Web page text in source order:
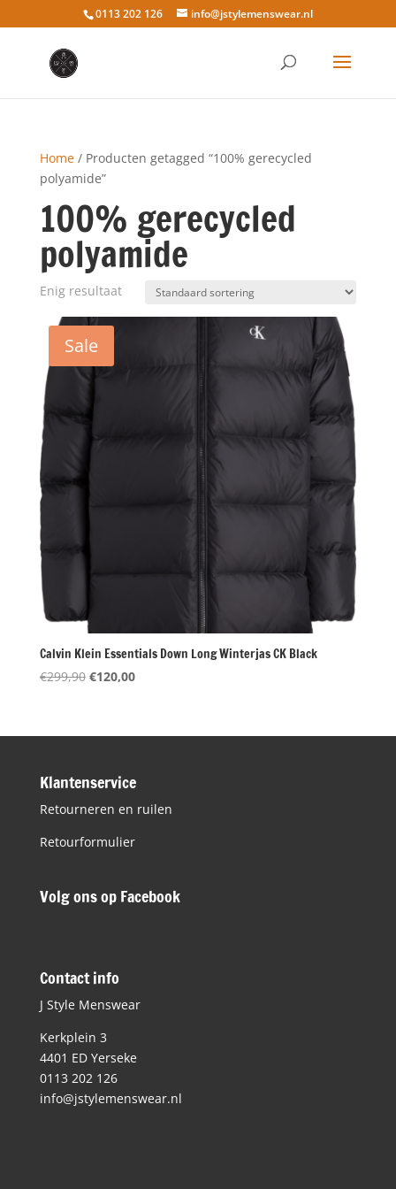
0113 202 126 info@jstylemenswear.nl
Home/ Producten getagged “100% gerecycled
polyamide”
100% gerecycled
polyamide
Enig resultaat
Sale
Calvin Klein Essentials Down Long Winterjas CK Black
€299,90 Oorspronkelijke
€299,90.
€120,00Huidige
€120,00.
Klantenservice
Retourneren en ruilen
Retourformulier
Volg ons op Facebook
Contact info
J Style Menswear
Kerkplein 3
4401 ED Yerseke
0113 202 126
info@jstylemenswear.nl